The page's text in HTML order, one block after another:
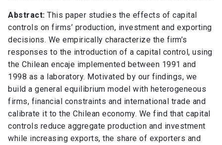
Abstract: This paper studies the effects of capital
controls on firms’ production, investment and exporting
decisions. We empirically characterize the firm’s
responses to the introduction of a capital control, using
the Chilean encaje implemented between 1991 and
1998 as a laboratory. Motivated by our findings, we
build a general equilibrium model with heterogeneous
firms, financial constraints and international trade and
calibrate it to the Chilean economy. We find that capital
controls reduce aggregate production and investment
while increasing exports, the share of exporters and